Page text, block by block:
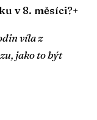
v 8. měsíci?+
víla z
jako to být